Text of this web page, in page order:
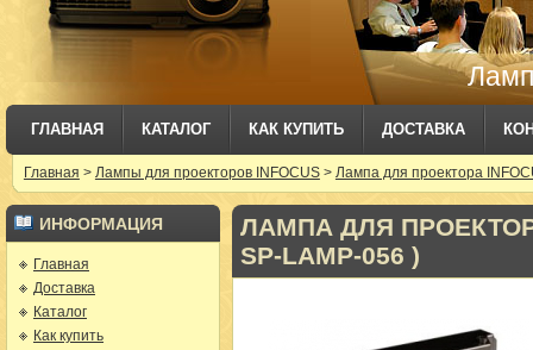
ГЛАВНАЯ КАТАЛОГ КАК КУПИТЬ ДОСТАВКА
Главная > Лампы для проекторов INFOCUS> Лампа для проектора
ИНФОРМАЦИЯ
Главная
Доставка
Каталог
Как купить
ЛАМПА ДЛЯ ПРОЕКТОРА
SP-LAMP-056 )